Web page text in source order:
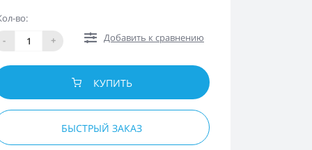
во:
-
+ Добавить к сравнению
КУПИТЬ
БЫСТРЫЙ ЗАКАЗ